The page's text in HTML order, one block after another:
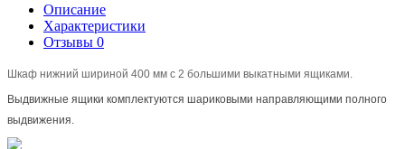
Описание
Характеристики
Отзывы 0
Шкаф нижний шириной 400 мм с 2 большими выкатными ящиками.
Выдвижные ящики комплектуются шариковыми направляющими полного
выдвижения.